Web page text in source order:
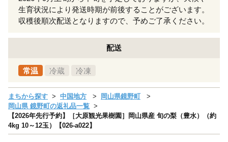
生育状況により発送時期が前後することがございます。
収穫後順次配送となりますので、予めご了承ください。
配送
常温 冷蔵 冷凍
まちから探す 中国地方
岡山県鏡野町
岡山県 鏡野町の返礼品一覧
【2026年先行予約】［大原観光果樹園］岡山県産 旬の梨（豊水）（約
4kg 10～12玉）【026-a022】